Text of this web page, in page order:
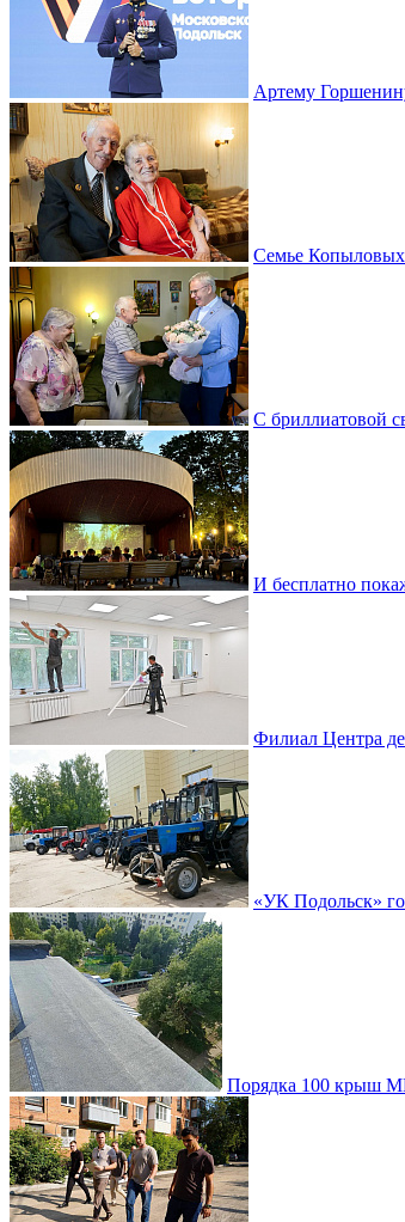
Артему
Семье Копыловых
С бриллиатовой
И бесплатно
Филиал Центра
«УК Подольск»
Порядка 100 крыш